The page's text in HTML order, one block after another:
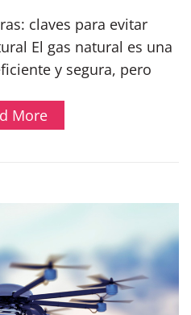
claves para evitar
El gas natural es una
y segura, pero
More